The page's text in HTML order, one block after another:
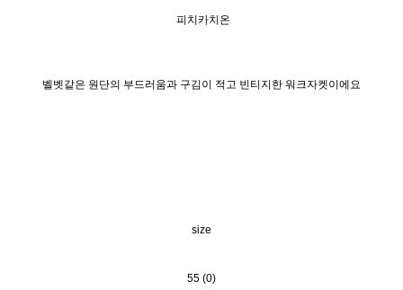
피치카치온
벨벳같은 원단의 부드러움과 구김이 적고 빈티지한 워크자켓이에요
size
55 (0)